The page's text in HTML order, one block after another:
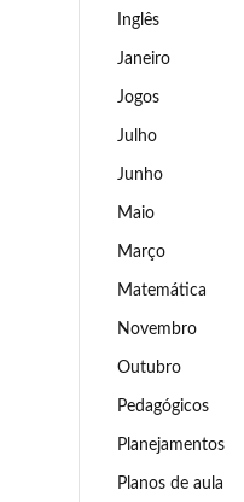
Inglês
Janeiro
Jogos
Julho
Junho
Maio
Março
Matemática
Novembro
Outubro
Pedagógicos
Planejamentos
Planos de aula